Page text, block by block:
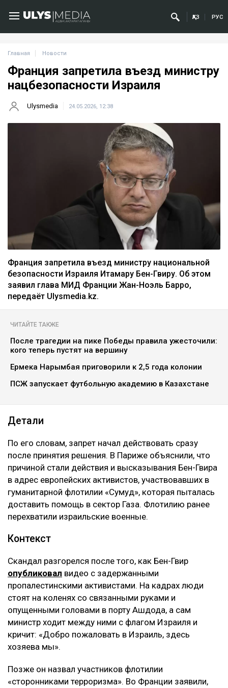
ҚАЗ РУС
Главная Новости
Франция запретила въезд министру
нацбезопасности Израиля
Ulysmedia 24.05.2026, 12:38
Франция запретила въезд министру национальной
безопасности Израиля Итамару Бен-Гвиру. Об этом
заявил глава МИД Франции Жан-Ноэль Барро,
передаёт Ulysmedia.kz.
ЧИТАЙТЕ ТАКЖЕ
После трагедии на пике Победы правила ужесточили:
кого теперь пустят на вершину
Ермека Нарымбая приговорили к 2,5 года колонии
ПСЖ запускает футбольную академию в Казахстане
Детали
По его словам, запрет начал действовать сразу
после принятия решения. В Париже объяснили, что
причиной стали действия и высказывания Бен-Гвира
в адрес европейских активистов, участвовавших в
гуманитарной флотилии «Сумуд», которая пыталась
доставить помощь в сектор Газа. Флотилию ранее
перехватили израильские военные.
Контекст
Скандал разгорелся после того, как Бен-Гвир
опубликовал видео с задержанными
пропалестинскими активистами. На кадрах люди
стоят на коленях со связанными руками и
опущенными головами в порту Ашдода, а сам
министр ходит между ними с флагом Израиля и
кричит: «Добро пожаловать в Израиль, здесь
хозяева мы».
Позже он назвал участников флотилии
«сторонниками терроризма». Во Франции заявили,